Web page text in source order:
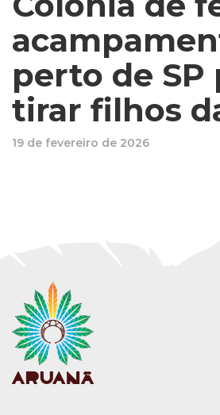
perto de SP
tirar filhos
19 de fevereiro de 2026